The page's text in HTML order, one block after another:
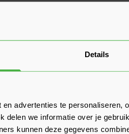
Details
advertenties te personaliseren,
delen we informatie over je
kunnen deze gegevens